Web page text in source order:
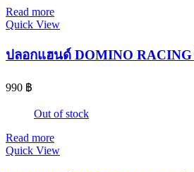
Read more
Quick View
ปลอกแฮนด์ DOMINO RACING
990 ฿
Out of stock
Read more
Quick View